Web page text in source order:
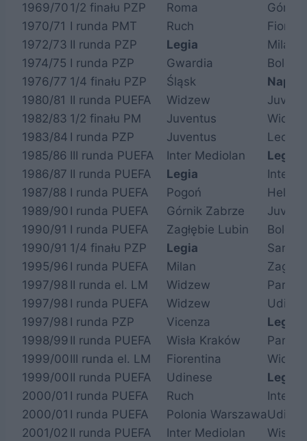
1969/70 1/2 finału PZP Roma
Górnik
1970/71 I runda PMT Ruch
1972/73 II runda PZP Legia
Milan
1974/75 I runda PZP Gwardia
1976/77 1/4 finału PZP Śląsk
Napoli
1980/81 II runda PUEFA Widzew
1982/83 1/2 finału PM Juventus
1983/84 I runda PZP Juventus
Lechia
1985/86 III runda PUEFA Inter Mediolan
Legia
1986/87 II runda PUEFA Legia
Inter
1987/88 I runda PUEFA Pogoń
Hellas
1989/90 I runda PUEFA Górnik Zabrze
1990/91 I runda PUEFA Zagłębie Lubin
1990/91 1/4 finału PZP Legia
1995/96 I runda PUEFA Milan
1997/98 II runda el. LM Widzew
Parma
1997/98 I runda PUEFA Widzew
1997/98 I runda PZP Vicenza
Legia
1998/99 II runda PUEFA Wisła Kraków
Parma
1999/00 III runda el. LM Fiorentina
1999/00 II runda PUEFA Udinese
Legia
2000/01 I runda PUEFA Ruch
Inter
2000/01 I runda PUEFA Polonia Warszawa
2001/02 II runda PUEFA Inter Mediolan
Wisła